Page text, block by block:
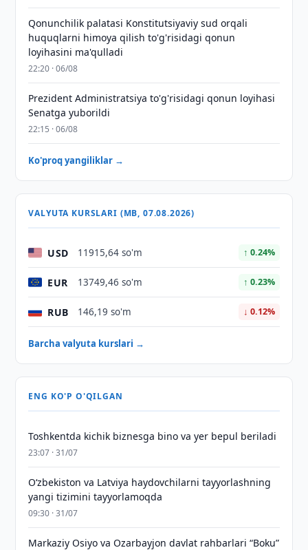
Qonunchilik palatasi Konstitutsiyaviy sud orqali
huquqlarni himoya qilish to'g'risidagi qonun
loyihasini ma'qulladi
22:20 · 06/08
Prezident Administratsiya to'g'risidagi qonun loyihasi
Senatga yuborildi
22:15 · 06/08
Ko'proq yangiliklar →
VALYUTA KURSLARI (MB, 07.08.2026)
USD 11915,64 so'm ↑ 0.24%
EUR 13749,46 so'm ↑ 0.23%
RUB 146,19 so'm ↓ 0.12%
Barcha valyuta kurslari →
ENG KO'P O'QILGAN
Toshkentda kichik biznesga bino va yer bepul beriladi
23:07 · 31/07
Oʻzbekiston va Latviya haydovchilarni tayyorlashning
yangi tizimini tayyorlamoqda
09:30 · 31/07
Markaziy Osiyo va Ozarbayjon davlat rahbarlari “Boku”